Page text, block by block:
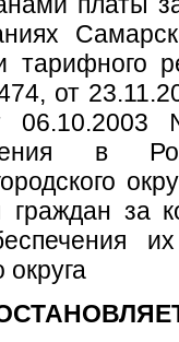
тарифного
от
в
граждан за
округа